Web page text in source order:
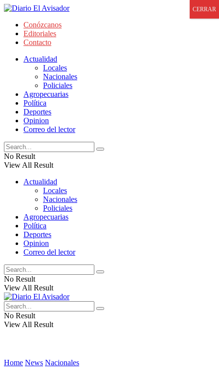
Conózcanos
Editoriales
Contacto
Actualidad
Locales
Nacionales
Policiales
Agropecuarias
Política
Deportes
Opinion
Correo del lector
No Result
View All Result
Actualidad
Locales
Nacionales
Policiales
Agropecuarias
Política
Deportes
Opinion
Correo del lector
No Result
View All Result
No Result
View All Result
Home News Nacionales
CERRAR